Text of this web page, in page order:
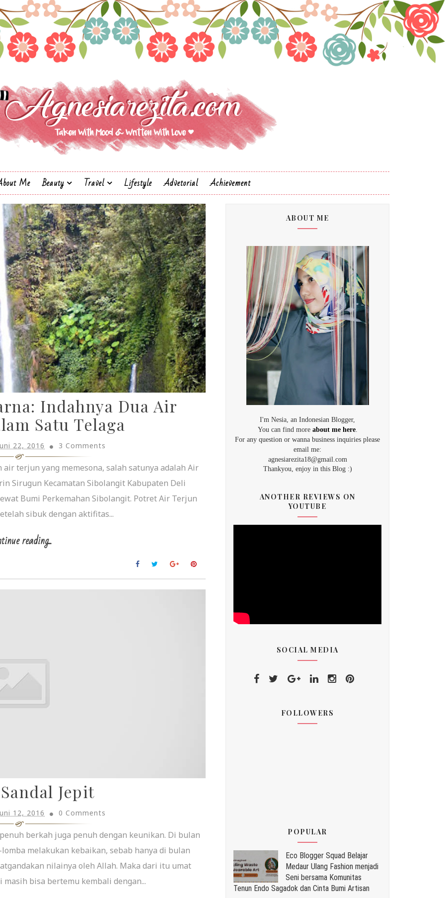
Me Beauty Travel Lifestyle Advetorial Achievement
Indahnya Dua Air
Satu Telaga
22, 2016 3 Comments
terjun yang memesona, salah satunya adalah Air
Sirugun Kecamatan Sibolangit Kabupaten Deli
Bumi Perkemahan Sibolangit. Potret Air Terjun
sibuk dengan aktifitas...
reading...
Jepit
12, 2016 0 Comments
berkah juga penuh dengan keunikan. Di bulan
melakukan kebaikan, sebab hanya di bulan
nilainya oleh Allah. Maka dari itu umat
bisa bertemu kembali dengan...
ABOUT ME
I'm Nesia, an Indonesian Blogger,
You can find more about me here.
For any question or wanna business inquiries please
email me:
agnesiarezita18@gmail.com
Thankyou, enjoy in this Blog :)
ANOTHER REVIEWS ON
YOUTUBE
SOCIAL MEDIA
FOLLOWERS
POPULAR
Eco Blogger Squad Belajar
Medaur Ulang Fashion menjadi
Seni bersama Komunitas
Tenun Endo Sagadok dan Cinta Bumi Artisan